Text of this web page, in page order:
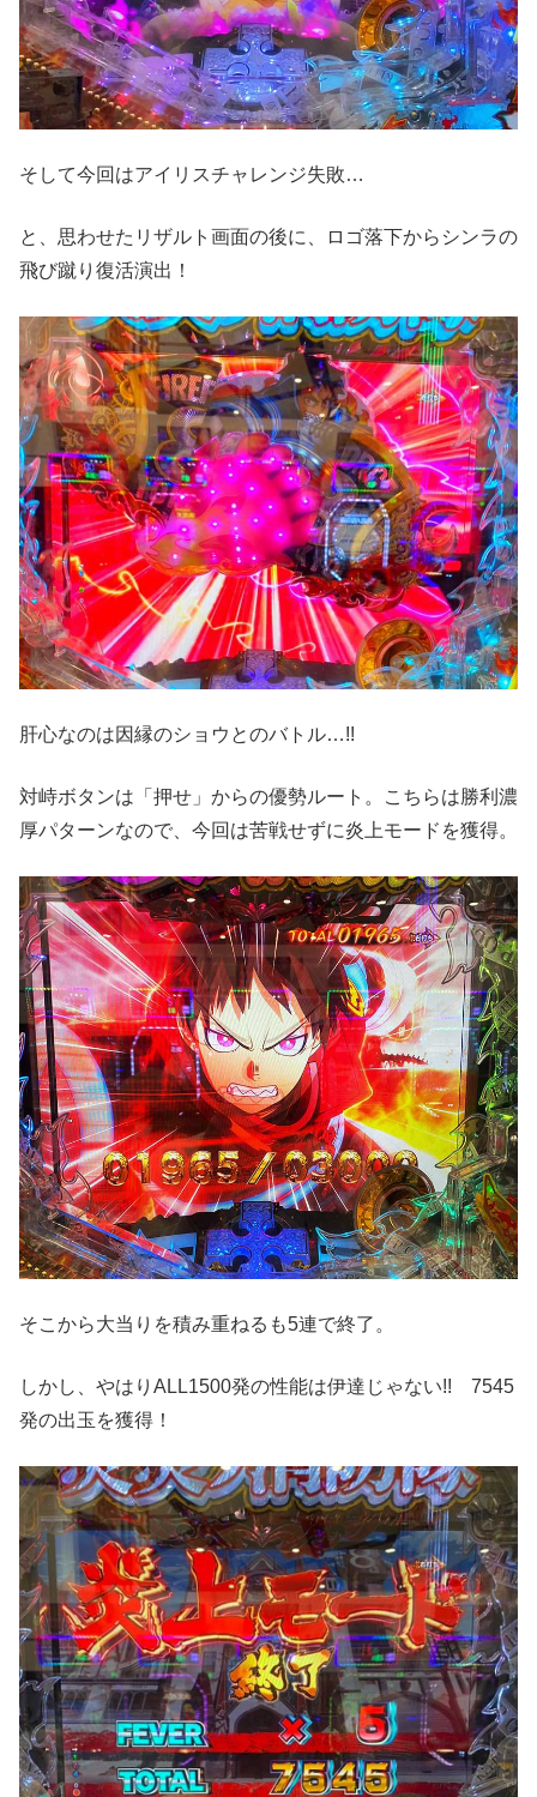
そして今回はアイリスチャレンジ失敗…
と、思わせたリザルト画面の後に、ロゴ落下からシンラの
飛び蹴り復活演出！
肝心なのは因縁のショウとのバトル…!!
対峙ボタンは「押せ」からの優勢ルート。こちらは勝利濃
厚パターンなので、今回は苦戦せずに炎上モードを獲得。
そこから大当りを積み重ねるも5連で終了。
しかし、やはりALL1500発の性能は伊達じゃない!! 7545
発の出玉を獲得！